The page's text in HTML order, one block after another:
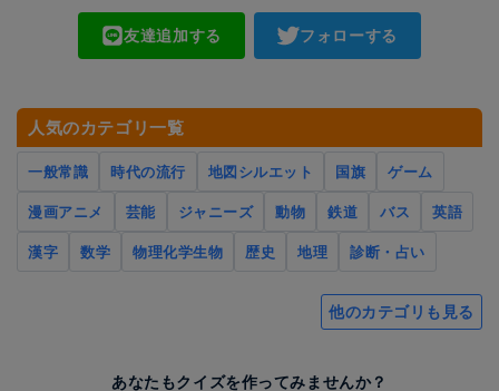
友達追加する フォローする
人気のカテゴリ一覧
一般常識 時代の流行 地図シルエット 国旗
ゲーム
漫画アニメ
芸能 ジャニーズ 動物 鉄道 バス
英語
漢字
数学 物理化学生物 歴史 地理 診断・占い
他のカテゴリも見る
あなたもクイズを作ってみませんか？